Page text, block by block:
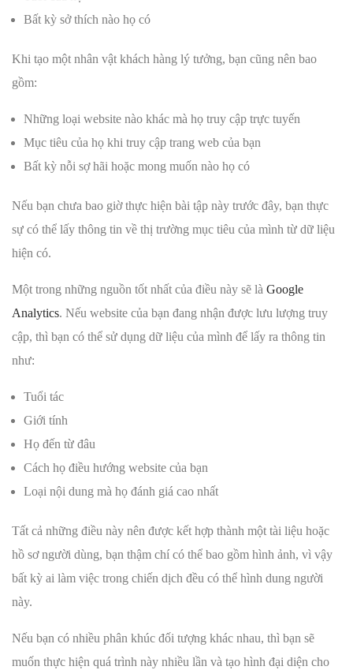
Bất kỳ sở thích nào họ có
Khi tạo một nhân vật khách hàng lý tưởng, bạn cũng nên bao
gồm:
Những loại website nào khác mà họ truy cập trực tuyến
Mục tiêu của họ khi truy cập trang web của bạn
Bất kỳ nỗi sợ hãi hoặc mong muốn nào họ có
Nếu bạn chưa bao giờ thực hiện bài tập này trước đây, bạn thực
sự có thể lấy thông tin về thị trường mục tiêu của mình từ dữ liệu
hiện có.
Một trong những nguồn tốt nhất của điều này sẽ là Google
Analytics. Nếu website của bạn đang nhận được lưu lượng truy
cập, thì bạn có thể sử dụng dữ liệu của mình để lấy ra thông tin
như:
Tuổi tác
Giới tính
Họ đến từ đâu
Cách họ điều hướng website của bạn
Loại nội dung mà họ đánh giá cao nhất
Tất cả những điều này nên được kết hợp thành một tài liệu hoặc
hồ sơ người dùng, bạn thậm chí có thể bao gồm hình ảnh, vì vậy
bất kỳ ai làm việc trong chiến dịch đều có thể hình dung người
này.
Nếu bạn có nhiều phân khúc đối tượng khác nhau, thì bạn sẽ
muốn thực hiện quá trình này nhiều lần và tạo hình đại diện cho